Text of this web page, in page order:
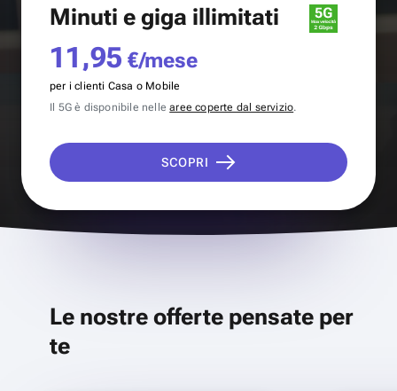
Minuti e giga illimitati
11,95 €/mese
per i clienti Casa o Mobile
Il 5G è disponibile nellearee coperte dal servizio.
SCOPRI
Le nostre offerte pensate per
te